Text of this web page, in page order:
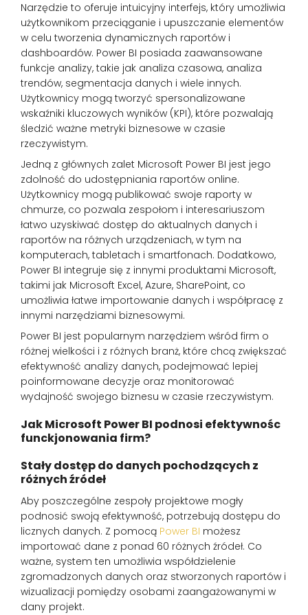
Narzędzie to oferuje intuicyjny interfejs, który umożliwia
użytkownikom przeciąganie i upuszczanie elementów
w celu tworzenia dynamicznych raportów i
dashboardów. Power BI posiada zaawansowane
funkcje analizy, takie jak analiza czasowa, analiza
trendów, segmentacja danych i wiele innych.
Użytkownicy mogą tworzyć spersonalizowane
wskaźniki kluczowych wyników (KPI), które pozwalają
śledzić ważne metryki biznesowe w czasie
rzeczywistym.
Jedną z głównych zalet Microsoft Power BI jest jego
zdolność do udostępniania raportów online.
Użytkownicy mogą publikować swoje raporty w
chmurze, co pozwala zespołom i interesariuszom
łatwo uzyskiwać dostęp do aktualnych danych i
raportów na różnych urządzeniach, w tym na
komputerach, tabletach i smartfonach. Dodatkowo,
Power BI integruje się z innymi produktami Microsoft,
takimi jak Microsoft Excel, Azure, SharePoint, co
umożliwia łatwe importowanie danych i współpracę z
innymi narzędziami biznesowymi.
Power BI jest popularnym narzędziem wśród firm o
różnej wielkości i z różnych branż, które chcą zwiększać
efektywność analizy danych, podejmować lepiej
poinformowane decyzje oraz monitorować
wydajność swojego biznesu w czasie rzeczywistym.
Jak Microsoft Power BI podnosi efektywnośc
funckjonowania firm?
Stały dostęp do danych pochodzących z
różnych źródeł
Aby poszczególne zespoły projektowe mogły
podnosić swoją efektywność, potrzebują dostępu do
licznych danych. Z pomocą Power BI możesz
importować dane z ponad 60 różnych źródeł. Co
ważne, system ten umożliwia współdzielenie
zgromadzonych danych oraz stworzonych raportów i
wizualizacji pomiędzy osobami zaangażowanymi w
dany projekt.